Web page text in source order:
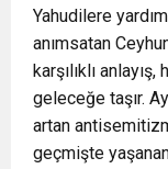
Yahudilere
anımsatan
karşılıklı
geleceğe taşır.
artan
geçmişte